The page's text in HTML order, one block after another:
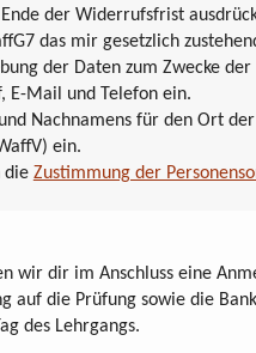
der Widerrufsfrist
das mir gesetzlich
der Daten zum Zwecke
E-Mail und Telefon ein.
Nachnamens für den Ort
ein.
die Zustimmung der
wir dir im Anschluss eine
auf die Prüfung sowie die
des Lehrgangs.